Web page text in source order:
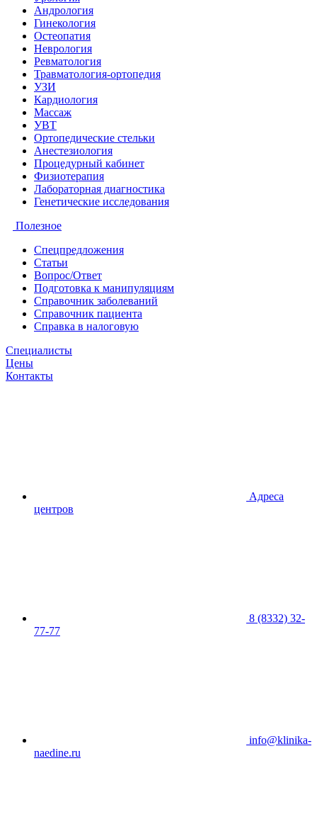
Андрология
Гинекология
Остеопатия
Неврология
Ревматология
Травматология-ортопедия
УЗИ
Кардиология
Массаж
УВТ
Ортопедические стельки
Анестезиология
Процедурный кабинет
Физиотерапия
Лабораторная диагностика
Генетические исследования
Полезное
Спецпредложения
Статьи
Вопрос/Ответ
Подготовка к манипуляциям
Справочник заболеваний
Справочник пациента
Справка в налоговую
Специалисты
Цены
Контакты
Адреса
центров
8 (8332) 32-
77-77
info@klinika-
naedine.ru